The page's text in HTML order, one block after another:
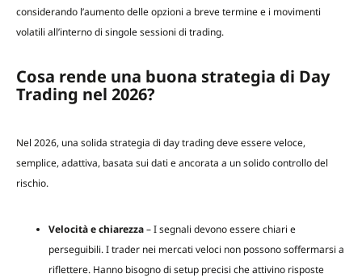
considerando l’aumento delle opzioni a breve termine e i movimenti
volatili all’interno di singole sessioni di trading.
Cosa rende una buona strategia di Day
Trading nel 2026?
Nel 2026, una solida strategia di day trading deve essere veloce,
semplice, adattiva, basata sui dati e ancorata a un solido controllo del
rischio.
Velocità e chiarezza– I segnali devono essere chiari e
perseguibili. I trader nei mercati veloci non possono soffermarsi a
riflettere. Hanno bisogno di setup precisi che attivino risposte